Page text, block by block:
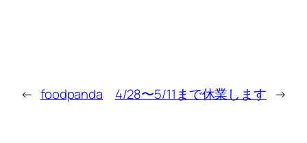
← foodpanda 4/28〜5/11まで休業します →